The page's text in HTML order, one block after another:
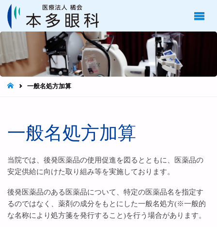
橘
会
本多
眼科
目の
科へ
HOME一般名処方加算
一般名処方加算
当院では、後発医薬品の使用促進を図るとともに、医薬品の
安定供給に向けた取り組み等を実施しております。
後発医薬品のある医薬品について、特定の医薬品名を指定す
るのではなく、薬剤の成分をもとにした一般名処方(※一般的
な名称により処方箋を発行すること)を行う場合があります。